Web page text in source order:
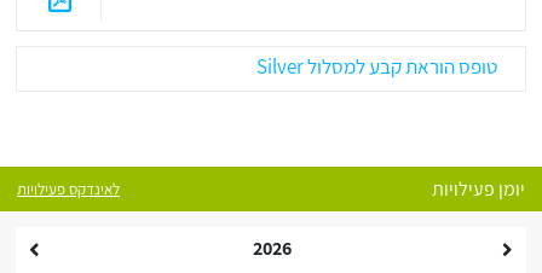
טופס הוראת קבע למסלול Silver
יומן פעילויות לאינדקס פעילויות
2026